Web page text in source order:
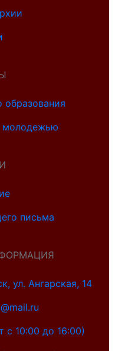
образования
молодежью
письма
ул. Ангарская, 14
с 10:00 до 16:00)